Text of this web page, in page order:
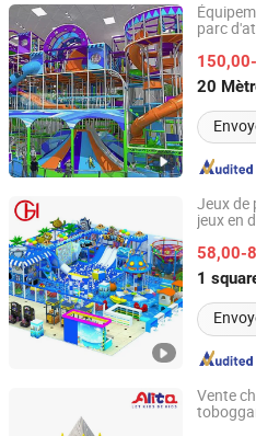
parc
20
Nanjing Pegasus Recreation
Jiangsu, China
Jeux de
jeux en
en
58,00-
1
Wenzhou Huaguan
Zhejiang, China
Vente
Wenzhou Alita Technology